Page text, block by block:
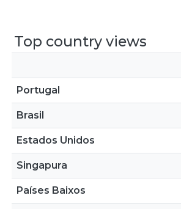
Top country views
Portugal
Brasil
Estados Unidos
Singapura
Países Baixos